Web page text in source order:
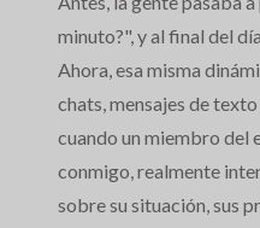
minuto?", y al final del
Ahora, esa misma
chats, mensajes de
cuando un miembro del
conmigo, realmente
sobre su situación, sus